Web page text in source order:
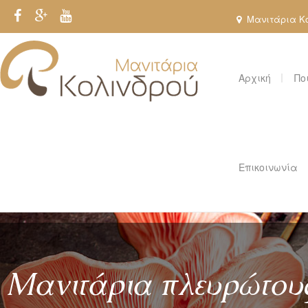
Παράκαμψη προς το κυρίως περιεχόμενο
Μανιτάρια
Αρχική
Επικοινωνία
Μανιτάρια